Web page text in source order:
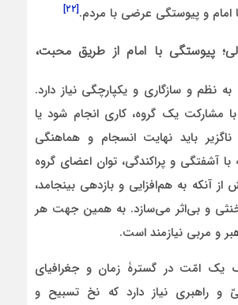
امام و پیوستگی عرضی با مردم.[۲۲]
پیوستگی با امام از طریق محبت،
نظم و سازگاری و یکپارچگی نیاز دارد.
مشارکت یک گروه، کاری انجام شود یا
باید نهایت انسجام و هماهنگی
آشفتگی و پراکندگی، توان اعضای گروه
آنکه به هم‌افزایی و بازدهی بینجامد،
و بی‌اثر می‌سازد. به همین جهت هر
و مربی نیازمند است.
یک امّت در گسترۀ زمان و جغرافیای
و راهبری نیاز دارد که نخ تسبیح و